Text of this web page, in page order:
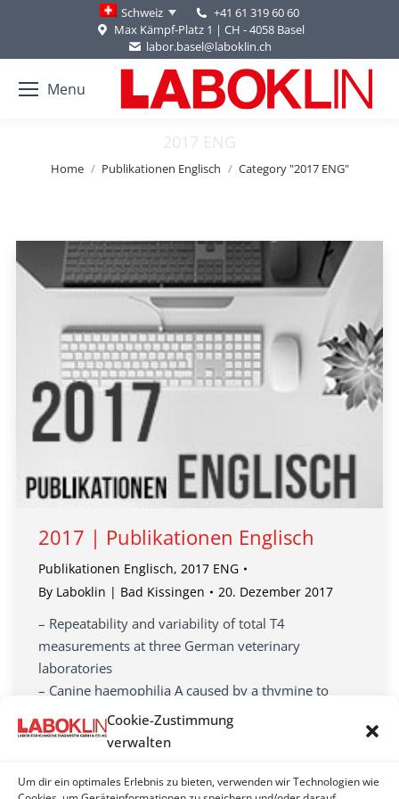
Cookie-Zustimmung
verwalten
Um dir ein optimales Erlebnis zu bieten, verwenden wir Technologien wie
Schweiz
+41 61 319 60 60
Max Kämpf-Platz 1 | CH - 4058 Basel
labor.basel@laboklin.ch
Menu
2017 ENG
You are here:
Home Publikationen Englisch Category "2017 ENG"
2017 | Publikationen Englisch
Publikationen Englisch, 2017 ENG
By Laboklin | Bad Kissingen 20. Dezember 2017
– Repeatability and variability of total T4
measurements at three German veterinary
laboratories
– Canine haemophilia A caused by a thymine to
cytosine nucleotide exchange at nucleotide …
– Detection of Mycoplasma spp., herpesviruses,
– Detection of intranuclear coccidiosis in tortoises in